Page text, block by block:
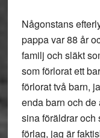
Någonstans
pappa var 88 år
familj och släkt
som förlorat ett
förlorat två barn,
enda barn och de
sina föräldrar och
förlag, jag är